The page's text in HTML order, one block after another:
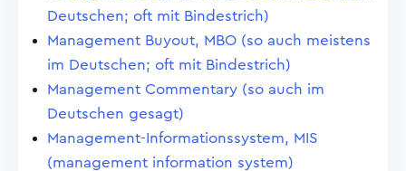
Deutschen; oft mit Bindestrich)
Management Buyout, MBO (so auch meistens
im Deutschen; oft mit Bindestrich)
Management Commentary (so auch im
Deutschen gesagt)
Management-Informationssystem, MIS
(management information system)